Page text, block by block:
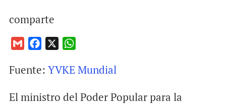
comparte
a
l
c
b
a
s
Fuente: YVKE Mundial
El ministro del Poder Popular para la